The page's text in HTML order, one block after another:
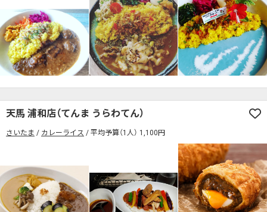
天馬 浦和店（てんま うらわてん）
さいたま カレーライス 平均予算（1人） 1,100円